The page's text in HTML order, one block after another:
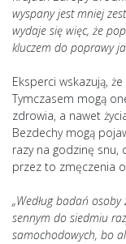
wyspany jest mniej
wydaje się więc, że
kluczem do poprawy
Eksperci wskazują,
Tymczasem mogą
zdrowia, a nawet
Bezdechy mogą
razy na godzinę snu,
przez to zmęczenia
„Według badań
sennym do siedmiu
samochodowych, bo